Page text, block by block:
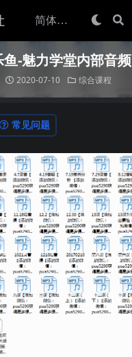
鱼-魅力学堂内部音频
2020-07-10 综合课程
常见问题